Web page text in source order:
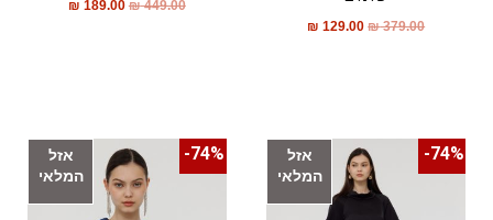
₪379.00
₪ 129.00
₪449.00
₪ 189.00
אזל
המלאי
74%-
אזל
המלאי
74%-